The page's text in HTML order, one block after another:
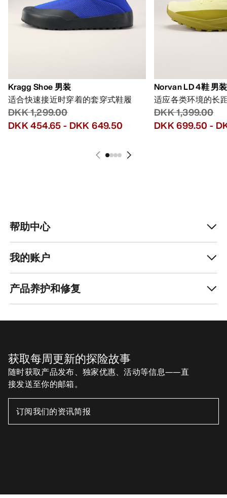
Kragg Shoe 男装
适合快速接近时穿着的套穿式鞋履
DKK 1,299.00
DKK 454.65- DKK 649.50
Norvan LD 4鞋 男装
适应各类环境的长
DKK 1,399.00
DKK 699.50 -
帮助中心
我的账户
产品养护和修复
获取每周更新的探险故事
随时获取产品发布、独家优惠、活动等信息——直
接发送至你的邮箱。